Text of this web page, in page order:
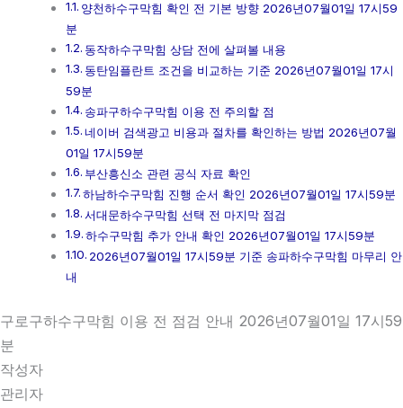
양천하수구막힘 확인 전 기본 방향 2026년07월01일 17시59
분
동작하수구막힘 상담 전에 살펴볼 내용
동탄임플란트 조건을 비교하는 기준 2026년07월01일 17시
59분
송파구하수구막힘 이용 전 주의할 점
네이버 검색광고 비용과 절차를 확인하는 방법 2026년07월
01일 17시59분
부산흥신소 관련 공식 자료 확인
하남하수구막힘 진행 순서 확인 2026년07월01일 17시59분
서대문하수구막힘 선택 전 마지막 점검
하수구막힘 추가 안내 확인 2026년07월01일 17시59분
2026년07월01일 17시59분 기준 송파하수구막힘 마무리 안
내
구로구하수구막힘 이용 전 점검 안내 2026년07월01일 17시59
분
작성자
관리자